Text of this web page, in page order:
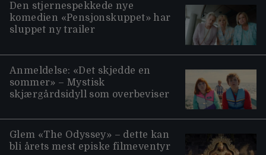
Den stjernespekkede nye
komedien «Pensjonskuppet» har
sluppet ny trailer
Anmeldelse: «Det skjedde en
sommer» – Mystisk
skjærgårdsidyll som overbeviser
Glem «The Odyssey» – dette kan
bli årets mest episke filmeventyr